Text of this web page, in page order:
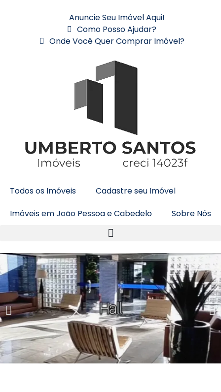
Anuncie Seu Imóvel Aqui!
Como Posso Ajudar?
Onde Você Quer Comprar Imóvel?
Todos os Imóveis
Cadastre seu Imóvel
Imóveis em João Pessoa e Cabedelo
Sobre Nós